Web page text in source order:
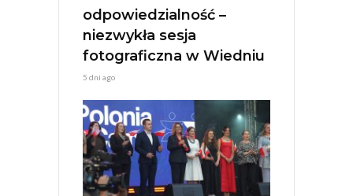
odpowiedzialność –
niezwykła sesja
fotograficzna w Wiedniu
5 dni ago